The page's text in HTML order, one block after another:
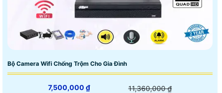
Bộ Camera Wifi Chống Trộm Cho Gia Đình
7,500,000 ₫ 11,360,000 ₫